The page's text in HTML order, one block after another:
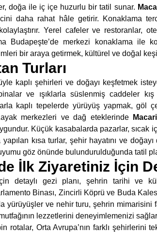
doğa ile iç içe huzurlu bir tatil sunar.
daha rahat hâle getirir. Konaklama
Yerel cafeler ve restoranlar,
Budapeşte’de merkezi konaklama ile
bir araya getirmek, kültürel ve doğal
Turları
kaplı şehirleri ve doğayı keşfetmek
ve ışıklarla süslenmiş caddeler
kaplı tepelerde yürüyüş yapmak, göl
merkezleri ve dağ eteklerinde
Küçük kasabalarda pazarlar, sıcak
kısa turlar, şehir hayatını ve
göz önünde bulundurulduğunda tatil
İlk Ziyaretiniz İçin
detaylı gezi planı, şehrin tarihi ve
Binası, Zincirli Köprü ve Buda
yürüyüşler ve nehir turu, şehrin mimarisini
lezzetlerini deneyimlemenizi
rotalar, Orta Avrupa’nın farklı şehirlerini